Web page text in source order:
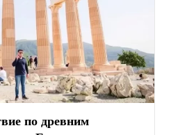
по древним